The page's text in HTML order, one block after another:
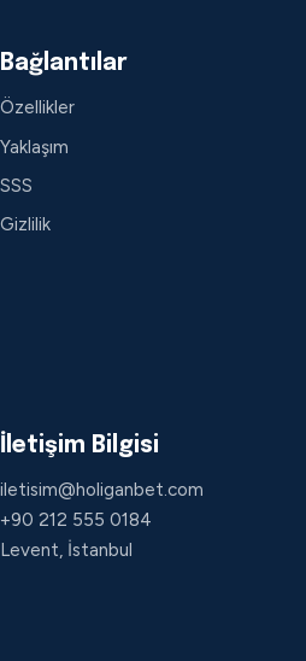
Bağlantılar
Özellikler
Yaklaşım
SSS
Gizlilik
İletişim Bilgisi
iletisim@holiganbet.com
+90 212 555 0184
Levent, İstanbul